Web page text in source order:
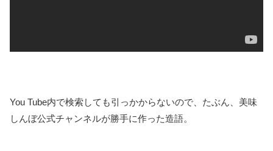
You Tube内で検索しても引っかからないので、たぶん、美味
しんぼ公式チャンネルが勝手に作った造語。